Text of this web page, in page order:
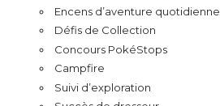
Encens d’aventure quotidienne
Défis de Collection
Concours PokéStops
Campfire
Suivi d’exploration